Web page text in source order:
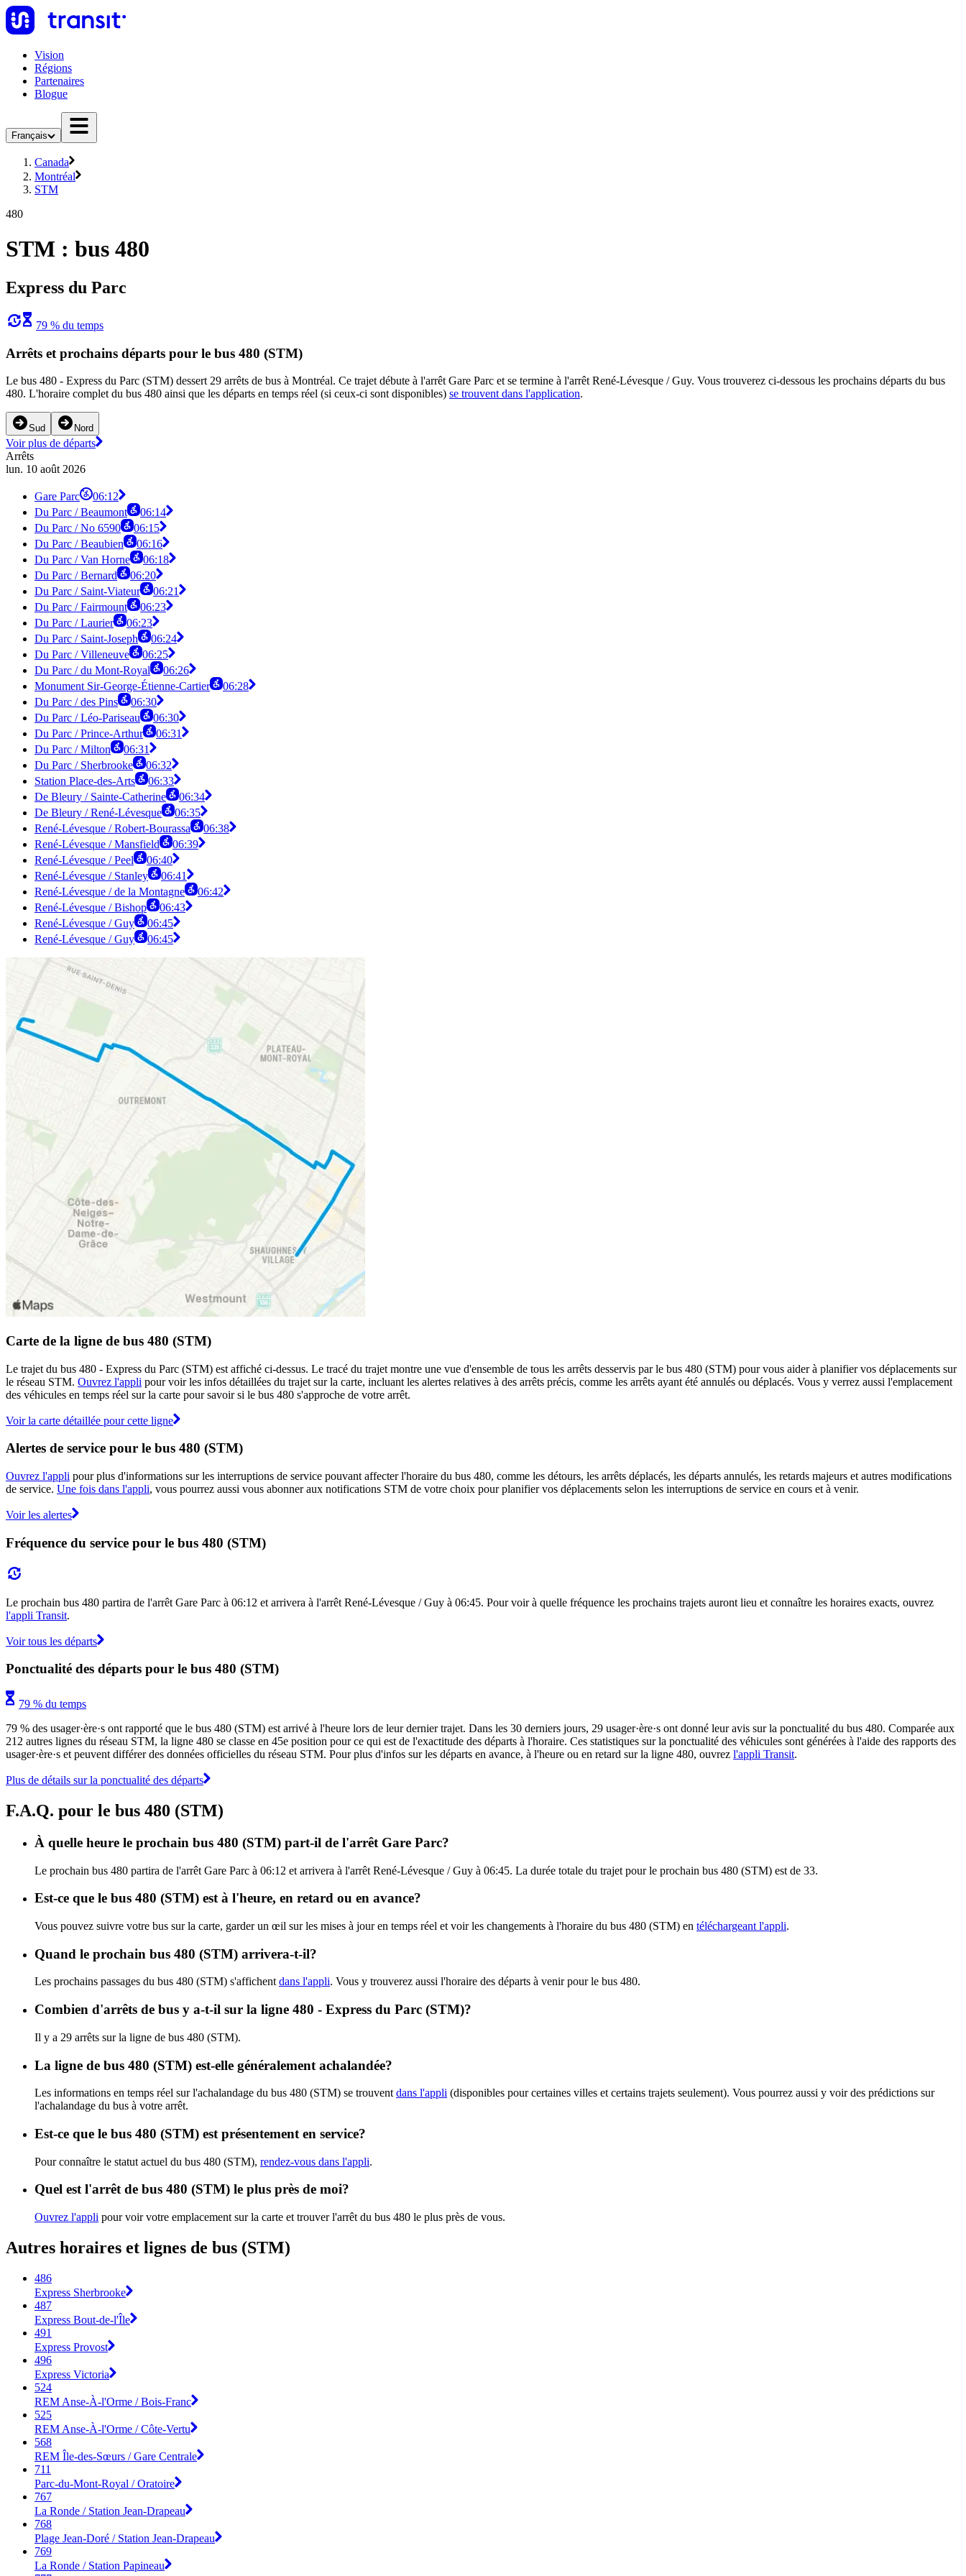
Vision
Régions
Partenaires
Blogue
Français
Canada
Montréal
STM
480
STM : bus 480
Express du Parc
79 % du temps
Arrêts et prochains départs pour le bus 480 (STM)
Le bus 480 - Express du Parc (STM) dessert 29 arrêts de bus à Montréal. Ce trajet débute à l'arrêt Gare Parc et se termine à l'arrêt René-Lévesque / Guy. Vous trouverez ci-dessous les prochains départs du bus
480. L'horaire complet du bus 480 ainsi que les départs en temps réel (si ceux-ci sont disponibles) se trouvent dans l'application.
Sud Nord
Voir plus de départs
Arrêts
lun. 10 août 2026
Gare Parc
06:12
Du Parc / Beaumont
06:14
Du Parc / No 6590
06:15
Du Parc / Beaubien
06:16
Du Parc / Van Horne
06:18
Du Parc / Bernard
06:20
Du Parc / Saint-Viateur
06:21
Du Parc / Fairmount
06:23
Du Parc / Laurier
06:23
Du Parc / Saint-Joseph
06:24
Du Parc / Villeneuve
06:25
Du Parc / du Mont-Royal
06:26
Monument Sir-George-Étienne-Cartier
06:28
Du Parc / des Pins
06:30
Du Parc / Léo-Pariseau
06:30
Du Parc / Prince-Arthur
06:31
Du Parc / Milton
06:31
Du Parc / Sherbrooke
06:32
Station Place-des-Arts
06:33
De Bleury / Sainte-Catherine
06:34
De Bleury / René-Lévesque
06:35
René-Lévesque / Robert-Bourassa
06:38
René-Lévesque / Mansfield
06:39
René-Lévesque / Peel
06:40
René-Lévesque / Stanley
06:41
René-Lévesque / de la Montagne
06:42
René-Lévesque / Bishop
06:43
René-Lévesque / Guy
06:45
René-Lévesque / Guy
06:45
Carte de la ligne de bus 480 (STM)
Le trajet du bus 480 - Express du Parc (STM) est affiché ci-dessus. Le tracé du trajet montre une vue d'ensemble de tous les arrêts desservis par le bus 480 (STM) pour vous aider à planifier vos déplacements sur
le réseau STM. Ouvrez l'appli pour voir les infos détaillées du trajet sur la carte, incluant les alertes relatives à des arrêts précis, comme les arrêts ayant été annulés ou déplacés. Vous y verrez aussi l'emplacement
des véhicules en temps réel sur la carte pour savoir si le bus 480 s'approche de votre arrêt.
Voir la carte détaillée pour cette ligne
Alertes de service pour le bus 480 (STM)
Ouvrez l'appli pour plus d'informations sur les interruptions de service pouvant affecter l'horaire du bus 480, comme les détours, les arrêts déplacés, les départs annulés, les retards majeurs et autres modifications
de service. Une fois dans l'appli, vous pourrez aussi vous abonner aux notifications STM de votre choix pour planifier vos déplacements selon les interruptions de service en cours et à venir.
Voir les alertes
Fréquence du service pour le bus 480 (STM)
Le prochain bus 480 partira de l'arrêt Gare Parc à 06:12 et arrivera à l'arrêt René-Lévesque / Guy à 06:45. Pour voir à quelle fréquence les prochains trajets auront lieu et connaître les horaires exacts, ouvrez
l'appli Transit.
Voir tous les départs
Ponctualité des départs pour le bus 480 (STM)
79 % du temps
79 % des usager·ère·s ont rapporté que le bus 480 (STM) est arrivé à l'heure lors de leur dernier trajet. Dans les 30 derniers jours, 29 usager·ère·s ont donné leur avis sur la ponctualité du bus 480. Comparée aux
212 autres lignes du réseau STM, la ligne 480 se classe en 45e position pour ce qui est de l'exactitude des départs à l'horaire. Ces statistiques sur la ponctualité des véhicules sont générées à l'aide des rapports des
usager·ère·s et peuvent différer des données officielles du réseau STM. Pour plus d'infos sur les départs en avance, à l'heure ou en retard sur la ligne 480, ouvrez l'appli Transit.
Plus de détails sur la ponctualité des départs
F.A.Q. pour le bus 480 (STM)
À quelle heure le prochain bus 480 (STM) part-il de l'arrêt Gare Parc?
Le prochain bus 480 partira de l'arrêt Gare Parc à 06:12 et arrivera à l'arrêt René-Lévesque / Guy à 06:45. La durée totale du trajet pour le prochain bus 480 (STM) est de 33.
Est-ce que le bus 480 (STM) est à l'heure, en retard ou en avance?
Vous pouvez suivre votre bus sur la carte, garder un œil sur les mises à jour en temps réel et voir les changements à l'horaire du bus 480 (STM) en téléchargeant l'appli.
Quand le prochain bus 480 (STM) arrivera-t-il?
Les prochains passages du bus 480 (STM) s'affichent dans l'appli. Vous y trouverez aussi l'horaire des départs à venir pour le bus 480.
Combien d'arrêts de bus y a-t-il sur la ligne 480 - Express du Parc (STM)?
Il y a 29 arrêts sur la ligne de bus 480 (STM).
La ligne de bus 480 (STM) est-elle généralement achalandée?
Les informations en temps réel sur l'achalandage du bus 480 (STM) se trouvent dans l'appli (disponibles pour certaines villes et certains trajets seulement). Vous pourrez aussi y voir des prédictions sur
l'achalandage du bus à votre arrêt.
Est-ce que le bus 480 (STM) est présentement en service?
Pour connaître le statut actuel du bus 480 (STM), rendez-vous dans l'appli.
Quel est l'arrêt de bus 480 (STM) le plus près de moi?
Ouvrez l'appli pour voir votre emplacement sur la carte et trouver l'arrêt du bus 480 le plus près de vous.
Autres horaires et lignes de bus (STM)
486
Express Sherbrooke
487
Express Bout-de-l'Île
491
Express Provost
496
Express Victoria
524
REM Anse-À-l'Orme / Bois-Franc
525
REM Anse-À-l'Orme / Côte-Vertu
568
REM Île-des-Sœurs / Gare Centrale
711
Parc-du-Mont-Royal / Oratoire
767
La Ronde / Station Jean-Drapeau
768
Plage Jean-Doré / Station Jean-Drapeau
769
La Ronde / Station Papineau